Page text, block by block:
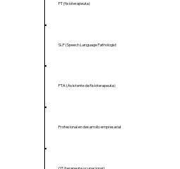
PT (fisioterapeuta)
SLP (Speech Language Pathologist
PTA (Asistente de fisioterapeuta)
Profesional en desarrollo empresarial
OT (terapeuta ocupacional)